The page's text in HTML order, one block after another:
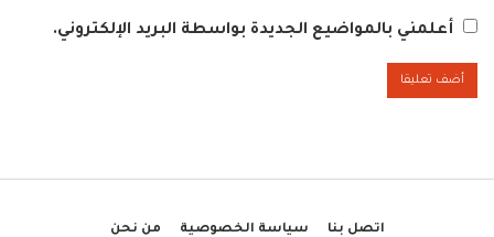
أعلمني بالمواضيع الجديدة بواسطة البريد الإلكتروني.
اتصل بنا سياسة الخصوصية من نحن